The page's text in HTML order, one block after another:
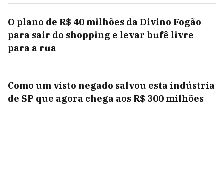
O plano de R$ 40 milhões da Divino Fogão
para sair do shopping e levar bufê livre
para a rua
Como um visto negado salvou esta indústria
de SP que agora chega aos R$ 300 milhões